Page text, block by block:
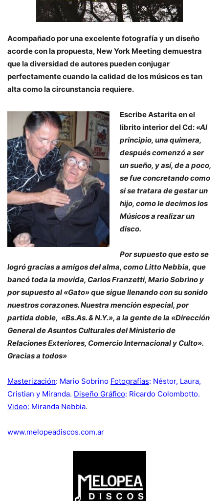
Acompañado por una excelente fotografía y un diseño
acorde con la propuesta, New York Meeting demuestra
que la diversidad de autores pueden conjugar
perfectamente cuando la calidad de los músicos es tan
alta como la circunstancia requiere.
Escribe Astarita en el
librito interior del Cd: «Al
principio, una quimera,
después comenzó a ser
un sueño, y así, de a poco,
se fue concretando como
si se tratara de gestar un
hijo, como le decimos los
Músicos a realizar un
disco.
Por supuesto que esto se
logró gracias a amigos del alma, como Litto Nebbia, que
bancó toda la movida, Carlos Franzetti, Mario Sobrino y
por supuesto al «Gato» que sigue llenando con su sonido
nuestros corazones. Nuestra mención especial, por
partida doble, «Bs.As. & N.Y.», a la gente de la «Dirección
General de Asuntos Culturales del Ministerio de
Relaciones Exteriores, Comercio Internacional y Culto».
Gracias a todos»
Masterización: Mario Sobrino Fotografías: Néstor, Laura,
Cristian y Miranda. Diseño Gráfico: Ricardo Colombotto.
Video: Miranda Nebbia.
www.melopeadiscos.com.ar